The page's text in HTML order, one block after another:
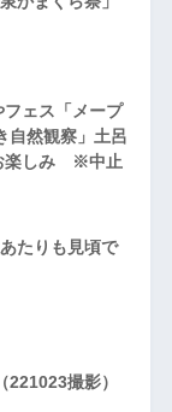
ェス「メープ
自然観察」土呂
楽しみ ※中止
たりも見頃で
撮影）